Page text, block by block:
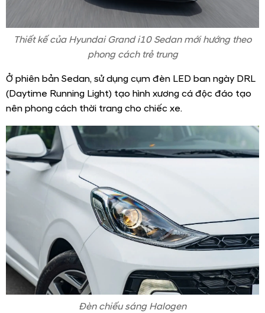
Thiết kế của Hyundai Grand i10 Sedan mới hướng theo
phong cách trẻ trung
Ở phiên bản Sedan, sử dụng cụm đèn LED ban ngày DRL
(Daytime Running Light) tạo hình xương cá độc đáo tạo
nên phong cách thời trang cho chiếc xe.
Ðèn chiếu sáng Halogen